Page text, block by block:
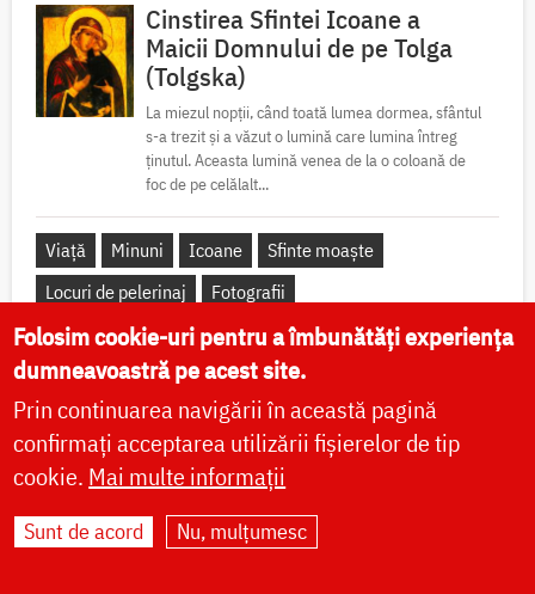
Cinstirea Sfintei Icoane a
Maicii Domnului de pe Tolga
(Tolgska)
La miezul nopții, când toată lumea dormea, sfântul
s-a trezit și a văzut o lumină care lumina întreg
ținutul. Aceasta lumină venea de la o coloană de
foc de pe celălalt...
Viață Minuni Icoane
Sfinte moaște
Locuri de pelerinaj
Fotografii
Apostolul zilei
Fraților, vă îndemn, pentru Domnul nostru Iisus Hristos și pentru
iubirea Duhului Sfânt, ca împreună cu mine, să luptați în rugăciuni
către Dumnezeu pentru mine, ca să scap de...
Folosim cookie-uri pentru a îmbunătăți experiența
dumneavoastră pe acest site.
Prin continuarea navigării în această pagină
confirmați acceptarea utilizării fișierelor de tip
cookie. Mai multe informații
Sunt de acord Nu, mulțumesc